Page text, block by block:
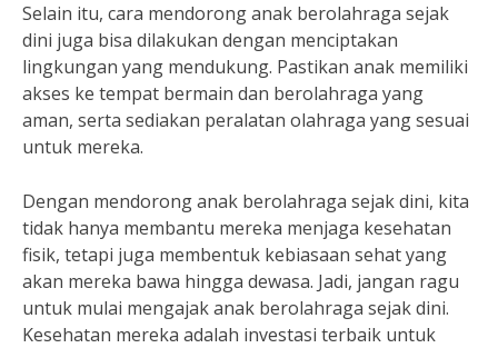
Selain itu, cara mendorong anak berolahraga sejak
dini juga bisa dilakukan dengan menciptakan
lingkungan yang mendukung. Pastikan anak memiliki
akses ke tempat bermain dan berolahraga yang
aman, serta sediakan peralatan olahraga yang sesuai
untuk mereka.
Dengan mendorong anak berolahraga sejak dini, kita
tidak hanya membantu mereka menjaga kesehatan
fisik, tetapi juga membentuk kebiasaan sehat yang
akan mereka bawa hingga dewasa. Jadi, jangan ragu
untuk mulai mengajak anak berolahraga sejak dini.
Kesehatan mereka adalah investasi terbaik untuk